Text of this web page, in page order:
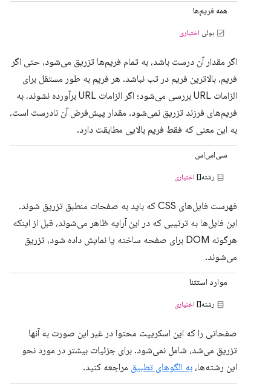
همه فریم‌ها
بولی اختیاری
اگر مقدار آن درست باشد، به تمام فریم‌ها تزریق می‌شود، حتی اگر
فریم، بالاترین فریم در تب نباشد. هر فریم به طور مستقل برای
الزامات URL بررسی می‌شود؛ اگر الزامات URL برآورده نشوند، به
فریم‌های فرزند تزریق نمی‌شود. مقدار پیش‌فرض آن نادرست است،
به این معنی که فقط فریم بالایی مطابقت دارد.
سی‌اس‌اس
رشته[] اختیاری
فهرست فایل‌های CSS که باید به صفحات منطبق تزریق شوند.
این فایل‌ها به ترتیبی که در این آرایه ظاهر می‌شوند، قبل از اینکه
هرگونه DOM برای صفحه ساخته یا نمایش داده شود، تزریق
می‌شوند.
موارد استثنا
رشته[] اختیاری
صفحاتی را که این اسکریپت محتوا در غیر این صورت به آنها
تزریق می‌شد، شامل نمی‌شود. برای جزئیات بیشتر در مورد نحو
این رشته‌ها، به الگوهای تطبیق مراجعه کنید.